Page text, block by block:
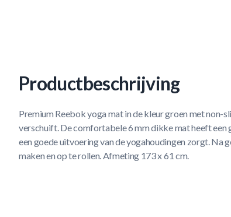
Productbeschrijving
Premium Reebok yoga mat in de kleur groen met
verschuift. De comfortabele 6 mm dikke mat heeft
een goede uitvoering van de yogahoudingen zorgt. Na
maken en op te rollen. Afmeting 173 x 61 cm.